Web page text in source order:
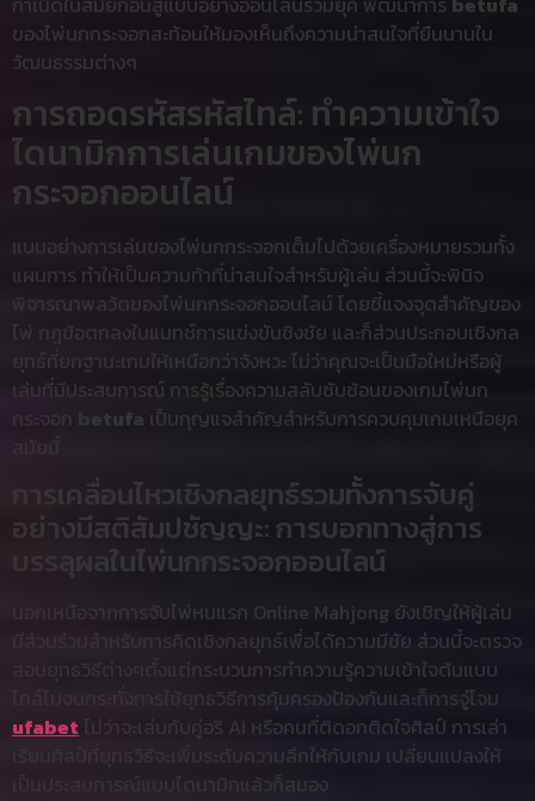
ของไพ่นกกระจอกสะท้อนให้มองเห็นถึงความน่าสนใจที่ยืนนานใน
วัฒนธรรมต่างๆ
การถอดรหัสรหัสไทล์: ทำความเข้าใจ
ไดนามิกการเล่นเกมของไพ่นก
กระจอกออนไลน์
แบบอย่างการเล่นของไพ่นกกระจอกเต็มไปด้วยเครื่องหมายรวมทั้ง
แผนการ ทำให้เป็นความท้าที่น่าสนใจสำหรับผู้เล่น ส่วนนี้จะพินิจ
พิจารณาพลวัตของไพ่นกกระจอกออนไลน์ โดยชี้แจงจุดสำคัญของ
ไพ่ กฎข้อตกลงในแมทช์การแข่งขันชิงชัย และก็ส่วนประกอบเชิงกล
ยุทธ์ที่ยกฐานะเกมให้เหนือกว่าจังหวะ ไม่ว่าคุณจะเป็นมือใหม่หรือผู้
เล่นที่มีประสบการณ์ การรู้เรื่องความสลับซับซ้อนของเกมไพ่นก
กระจอก
betufa เป็นกุญแจสำคัญสำหรับการควบคุมเกมเหนือยุค
สมัยนี้
การเคลื่อนไหวเชิงกลยุทธ์รวมทั้งการจับคู่
อย่างมีสติสัมปชัญญะ: การบอกทางสู่การ
บรรลุผลในไพ่นกกระจอกออนไลน์
นอกเหนือจากการจับไพ่หนแรก Online Mahjong ยังเชิญให้ผู้เล่น
มีส่วนร่วมสำหรับการคิดเชิงกลยุทธ์เพื่อได้ความมีชัย ส่วนนี้จะตรวจ
สอบยุทธวิธีต่างๆตั้งแต่กระบวนการทำความรู้ความเข้าใจต้นแบบ
ไทล์ไปจนกระทั่งการใช้ยุทธวิธีการคุ้มครองป้องกันและก็การจู่โจม
ufabet ไม่ว่าจะเล่นกับคู่อริ AI หรือคนที่ติดอกติดใจศิลป์ การเล่า
เรียนศิลป์ที่ยุทธวิธีจะเพิ่มระดับความลึกให้กับเกม เปลี่ยนแปลงให้
เป็นประสบการณ์แบบไดนามิกแล้วก็สมอง